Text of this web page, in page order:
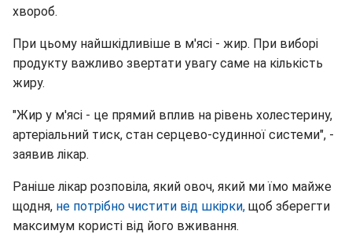
хвороб.
При цьому найшкідливіше в м'ясі - жир. При виборі
продукту важливо звертати увагу саме на кількість
жиру.
"Жир у м'ясі - це прямий вплив на рівень холестерину,
артеріальний тиск, стан серцево-судинної системи", -
заявив лікар.
Раніше лікар розповіла, який овоч, який ми їмо майже
щодня, не потрібно чистити від шкірки, щоб зберегти
максимум користі від його вживання.